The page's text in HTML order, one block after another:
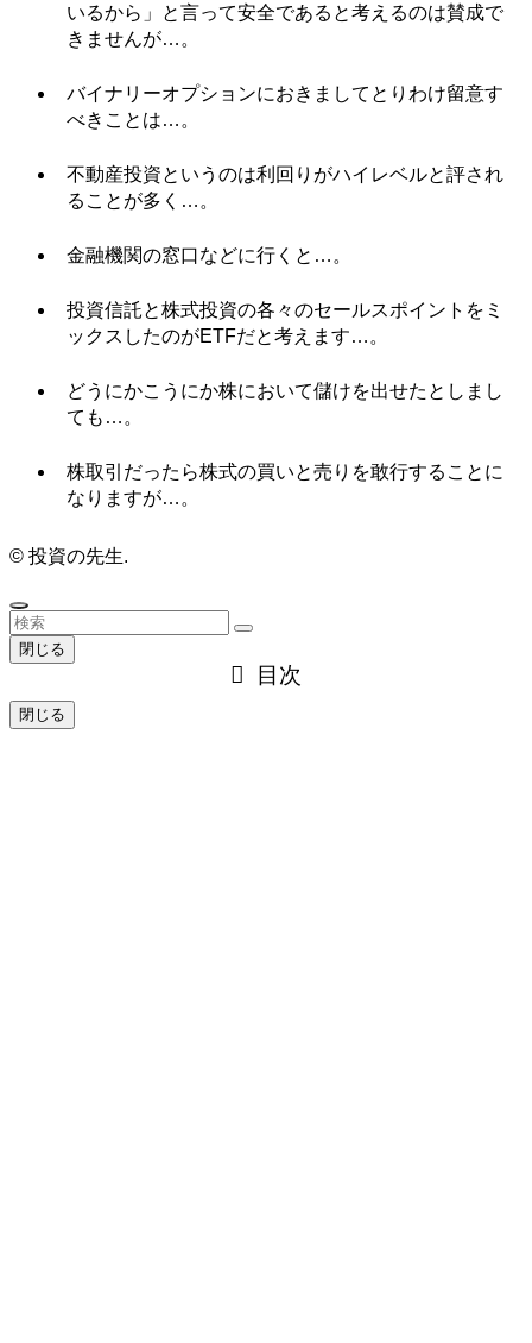
いるから」と言って安全であると考えるのは賛成で
きませんが…。
バイナリーオプションにおきましてとりわけ留意す
べきことは…。
不動産投資というのは利回りがハイレベルと評され
ることが多く…。
金融機関の窓口などに行くと…。
投資信託と株式投資の各々のセールスポイントをミ
ックスしたのがETFだと考えます…。
どうにかこうにか株において儲けを出せたとしまし
ても…。
株取引だったら株式の買いと売りを敢行することに
なりますが…。
© 投資の先生.
閉じる
目次
閉じる